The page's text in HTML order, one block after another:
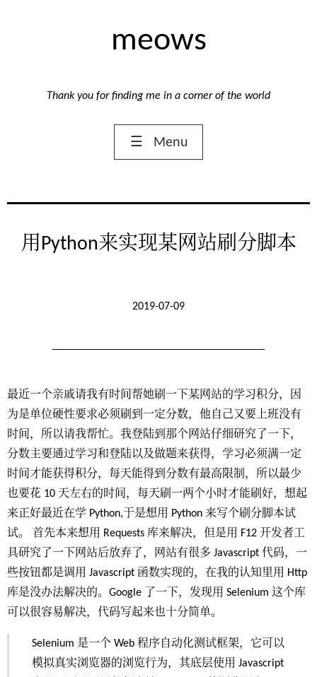
meows
Thank you for finding me in a corner of the world
☰ Menu
用Python来实现某网站刷分脚本
2019-07-09
最近一个亲戚请我有时间帮她刷一下某网站的学习积分，因
为是单位硬性要求必须刷到一定分数，他自己又要上班没有
时间，所以请我帮忙。我登陆到那个网站仔细研究了一下，
分数主要通过学习和登陆以及做题来获得，学习必须满一定
时间才能获得积分，每天能得到分数有最高限制，所以最少
也要花 10 天左右的时间，每天刷一两个小时才能刷好，想起
来正好最近在学 Python,于是想用 Python 来写个刷分脚本试
试。 首先本来想用 Requests 库来解决，但是用 F12 开发者工
具研究了一下网站后放弃了，网站有很多 Javascript 代码，一
些按钮都是调用 Javascript 函数实现的，在我的认知里用 Http
库是没办法解决的。Google 了一下，发现用 Selenium 这个库
可以很容易解决，代码写起来也十分简单。
Selenium 是一个 Web 程序自动化测试框架，它可以
模拟真实浏览器的浏览行为，其底层使用 Javascript